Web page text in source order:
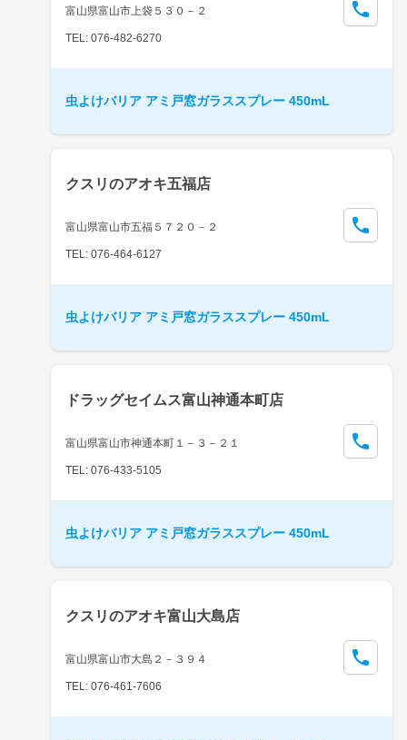
富山県富山市上袋５３０－２
TEL: 076-482-6270
虫よけバリア アミ戸窓ガラススプレー 450mL
クスリのアオキ五福店
富山県富山市五福５７２０－２
TEL: 076-464-6127
虫よけバリア アミ戸窓ガラススプレー 450mL
ドラッグセイムス富山神通本町店
富山県富山市神通本町１－３－２１
TEL: 076-433-5105
虫よけバリア アミ戸窓ガラススプレー 450mL
クスリのアオキ富山大島店
富山県富山市大島２－３９４
TEL: 076-461-7606